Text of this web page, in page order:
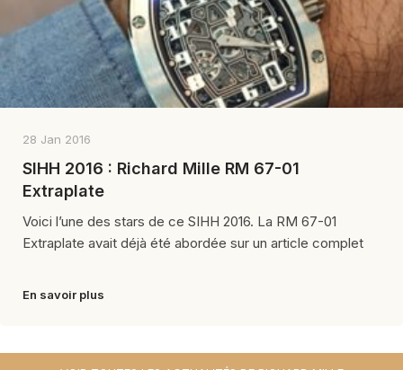
28 Jan 2016
SIHH 2016 : Richard Mille RM 67-01
Extraplate
Voici l’une des stars de ce SIHH 2016. La RM 67-01
Extraplate avait déjà été abordée sur un article complet
En savoir plus